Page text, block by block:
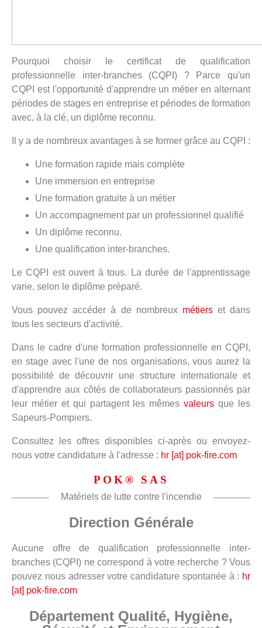
Pourquoi choisir le certificat de qualification
professionnelle inter-branches (CQPI) ? Parce qu'un
CQPI est l'opportunité d'apprendre un métier en alternant
périodes de stages en entreprise et périodes de formation
avec, à la clé, un diplôme reconnu.
Il y a de nombreux avantages à se former grâce au CQPI :
Une formation rapide mais complète
Une immersion en entreprise
Une formation gratuite à un métier
Un accompagnement par un professionnel qualifié
Un diplôme reconnu.
Une qualification inter-branches.
Le CQPI est ouvert à tous. La durée de l'apprentissage
varie, selon le diplôme préparé.
Vous pouvez accéder à de nombreux métierset dans
tous les secteurs d'activité.
Dans le cadre d'une formation professionnelle en CQPI,
en stage avec l'une de nos organisations, vous aurez la
possibilité de découvrir une structure internationale et
d'apprendre aux côtés de collaborateurs passionnés par
leur métier et qui partagent les mêmesvaleurs que les
Sapeurs-Pompiers.
Consultez les offres disponibles ci-après ou envoyez-
nous votre candidature à l'adresse : hr [at] pok-fire.com
POK® SAS
Matériels de lutte contre l'incendie
Direction Générale
Aucune offre de qualification professionnelle inter-
branches (CQPI) ne correspond à votre recherche ? Vous
pouvez nous adresser votre candidature spontanée à : hr
[at] pok-fire.com
Département Qualité, Hygiène,